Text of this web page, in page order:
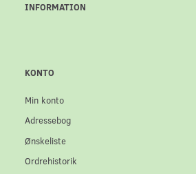
INFORMATION
KONTO
Min konto
Adressebog
Ønskeliste
Ordrehistorik